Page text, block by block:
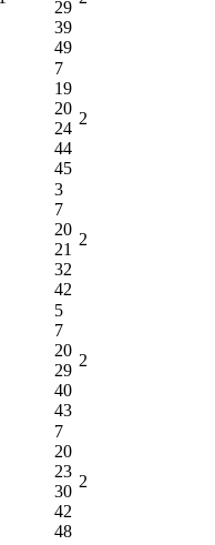
29
39
49
7
19
20
24
44
45
2
3
7
20
21
32
42
2
5
7
20
29
40
43
2
7
20
23
30
42
48
2